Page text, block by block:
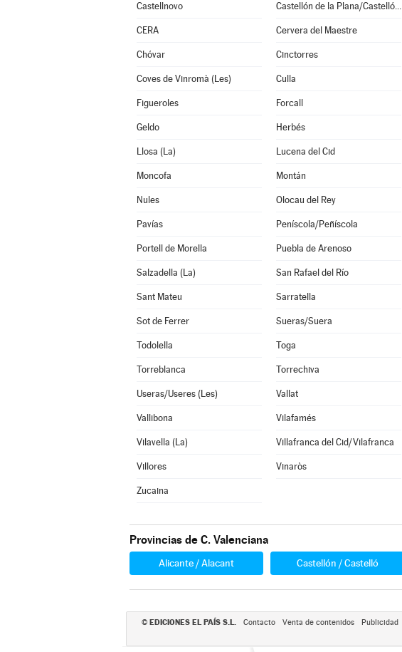
Castellnovo Castellón de la Plana/Castelló de la Plana
CERA Cervera del Maestre
Chóvar Cinctorres
Coves de Vinromà (Les) Culla
Figueroles Forcall
Geldo Herbés
Llosa (La) Lucena del Cid
Moncofa Montán
Nules Olocau del Rey
Pavías Peníscola/Peñíscola
Portell de Morella Puebla de Arenoso
Salzadella (La) San Rafael del Río
Sant Mateu Sarratella
Sot de Ferrer Sueras/Suera
Todolella Toga
Torreblanca Torrechiva
Useras/Useres (Les) Vallat
Vallibona Vilafamés
Vilavella (La) Villafranca del Cid/Vilafranca
Villores Vinaròs
Zucaina
Provincias de C. Valenciana
Alicante / Alacant Castellón / Castelló
© EDICIONES EL PAÍS S.L. Contacto Venta de contenidos Publicidad